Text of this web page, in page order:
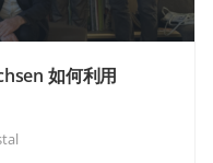
如何利用